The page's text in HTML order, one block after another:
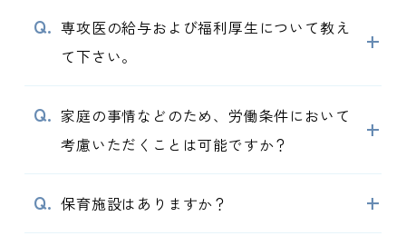
専攻医の給与および福利厚生について教え
て下さい。
+
家庭の事情などのため、労働条件において
考慮いただくことは可能ですか？
+
保育施設はありますか？ +